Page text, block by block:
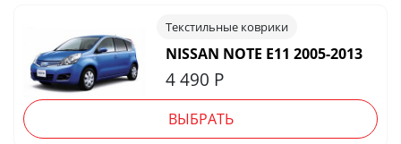
Текстильные коврики
NISSAN NOTE E11 2005-2013
4 490 Р
ВЫБРАТЬ